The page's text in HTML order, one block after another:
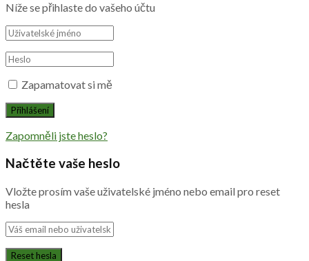
Níže se přihlaste do vašeho účtu
Zapamatovat si mě
Zapomněli jste heslo?
Načtěte vaše heslo
Vložte prosím vaše uživatelské jméno nebo email pro reset
hesla